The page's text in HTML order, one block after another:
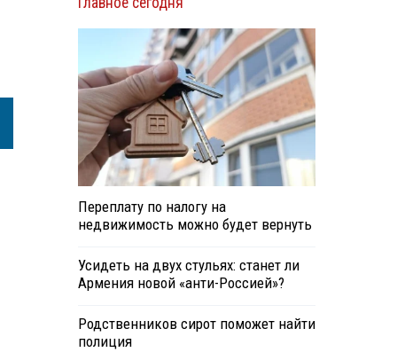
Переплату по налогу на
недвижимость можно будет вернуть
Усидеть на двух стульях: станет ли
Армения новой «анти-Россией»?
Родственников сирот поможет найти
полиция